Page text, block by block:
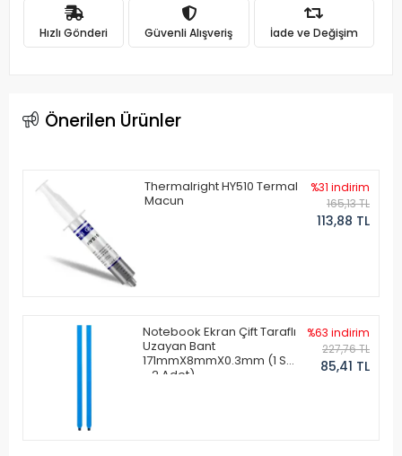
Hızlı Gönderi Güvenli Alışveriş İade ve Değişim
Önerilen Ürünler
Thermalright HY510 Termal
Macun
%31 indirim
165,13 TL
113,88 TL
Notebook Ekran Çift Taraflı
Uzayan Bant
171mmX8mmX0.3mm (1 Set
- 2 Adet)
%63 indirim
227,76 TL
85,41 TL